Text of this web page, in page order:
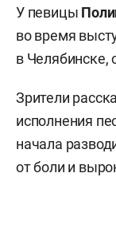
У певицы
во время
в Челябинске,
Зрители
исполнения
начала
от боли и